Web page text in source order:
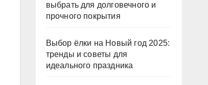
выбрать для долговечного и
прочного покрытия
Выбор ёлки на Новый год 2025:
тренды и советы для
идеального праздника